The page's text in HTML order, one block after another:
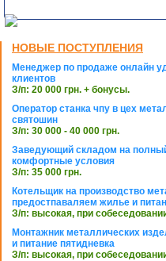
НОВЫЕ ПОСТУПЛЕНИЯ
Менеджер по продаже онлайн
клиентов
З/п: 20 000 грн. + бонусы.
Оператор станка чпу в цех
святошин
З/п: 30 000 - 40 000 грн.
Заведующий складом на
комфортные условия
З/п: 35 000 грн.
Котельщик на производство
предостпаваляем жилье и
З/п: высокая, при
Монтажник металлических
и питание пятидневка
З/п: высокая, при